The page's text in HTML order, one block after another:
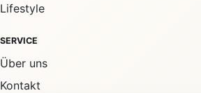
Lifestyle
SERVICE
Über uns
Kontakt